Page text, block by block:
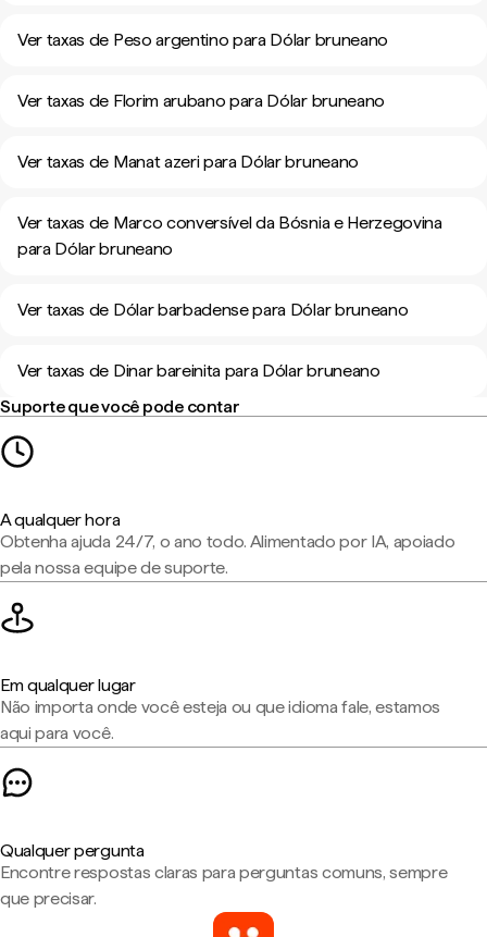
Ver taxas de Peso argentino para Dólar bruneano
Ver taxas de Florim arubano para Dólar bruneano
Ver taxas de Manat azeri para Dólar bruneano
Ver taxas de Marco conversível da Bósnia e Herzegovina
para Dólar bruneano
Ver taxas de Dólar barbadense para Dólar bruneano
Ver taxas de Dinar bareinita para Dólar bruneano
Suporte que você pode contar
A qualquer hora
Obtenha ajuda 24/7, o ano todo. Alimentado por IA, apoiado
pela nossa equipe de suporte.
Em qualquer lugar
Não importa onde você esteja ou que idioma fale, estamos
aqui para você.
Qualquer pergunta
Encontre respostas claras para perguntas comuns, sempre
que precisar.